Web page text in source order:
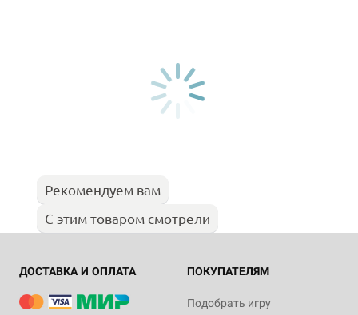
Рекомендуем вам
С этим товаром смотрели
ДОСТАВКА И ОПЛАТА ПОКУПАТЕЛЯМ
Подобрать игру